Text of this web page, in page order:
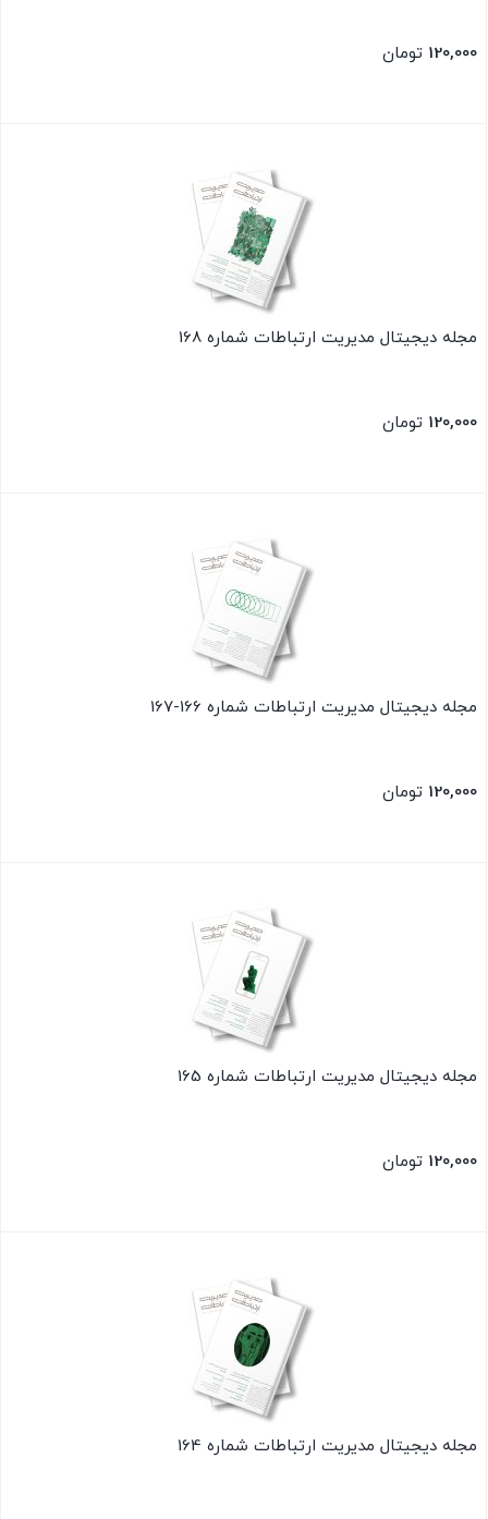
120,000 تومان
مجله دیجیتال مدیریت ارتباطات شماره 168
120,000 تومان
مجله دیجیتال مدیریت ارتباطات شماره 166-167
120,000 تومان
مجله دیجیتال مدیریت ارتباطات شماره 165
120,000 تومان
مجله دیجیتال مدیریت ارتباطات شماره 164